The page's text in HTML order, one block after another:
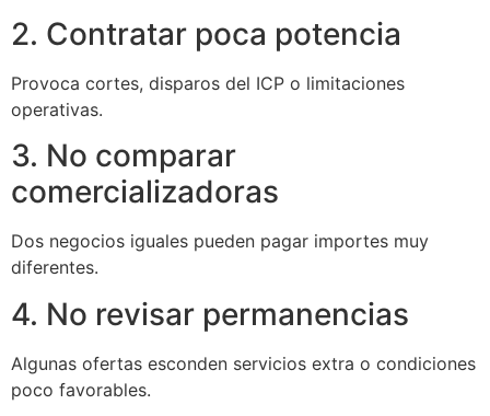
2. Contratar poca potencia
Provoca cortes, disparos del ICP o limitaciones
operativas.
3. No comparar
comercializadoras
Dos negocios iguales pueden pagar importes muy
diferentes.
4. No revisar permanencias
Algunas ofertas esconden servicios extra o condiciones
poco favorables.